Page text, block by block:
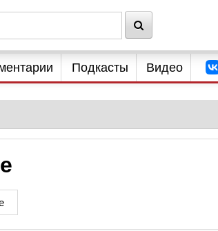
Подкасты Видео